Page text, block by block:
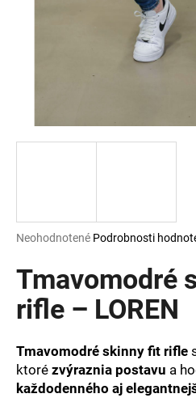
Priemerné
produktu
0,0
hviezdičiek.
Neohodnotené Podrobnosti
Tmavomodré
rifle – LOREN
Tmavomodré skinny fit rifle
ktoré zvýraznia postavu a
každodenného aj
d
p
o
ú
č
a